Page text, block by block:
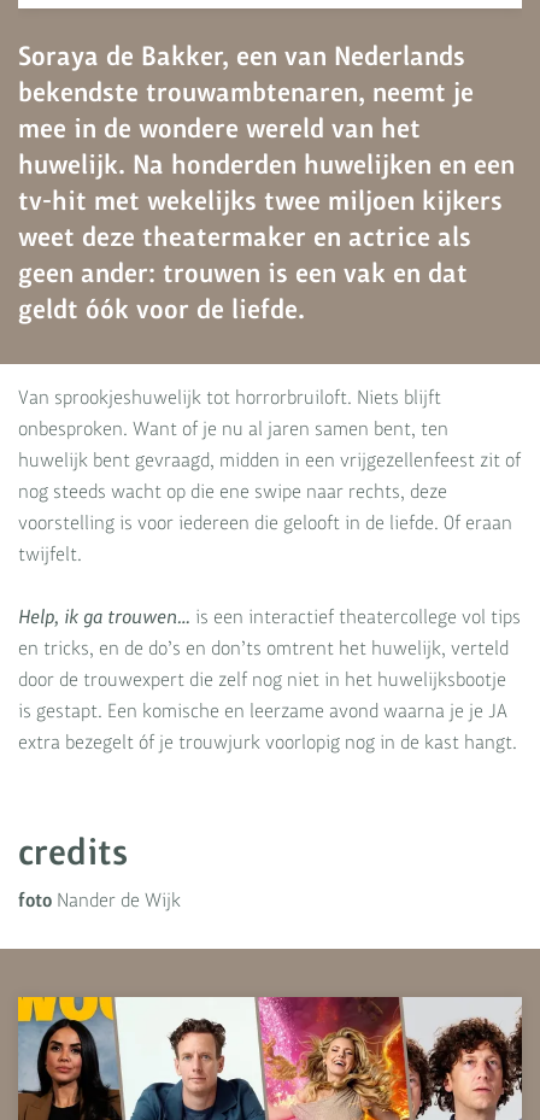
Soraya de Bakker, een van Nederlands
bekendste trouwambtenaren, neemt je
mee in de wondere wereld van het
huwelijk. Na honderden huwelijken en een
tv-hit met wekelijks twee miljoen kijkers
weet deze theatermaker en actrice als
geen ander: trouwen is een vak en dat
geldt óók voor de liefde.
Van sprookjeshuwelijk tot horrorbruiloft. Niets blijft
onbesproken. Want of je nu al jaren samen bent, ten
huwelijk bent gevraagd, midden in een vrijgezellenfeest zit of
nog steeds wacht op die ene swipe naar rechts, deze
voorstelling is voor iedereen die gelooft in de liefde. Of eraan
twijfelt.
Help, ik ga trouwen… is een interactief theatercollege vol tips
en tricks, en de do’s en don’ts omtrent het huwelijk, verteld
door de trouwexpert die zelf nog niet in het huwelijksbootje
is gestapt. Een komische en leerzame avond waarna je je JA
extra bezegelt óf je trouwjurk voorlopig nog in de kast hangt.
credits
foto Nander de Wijk